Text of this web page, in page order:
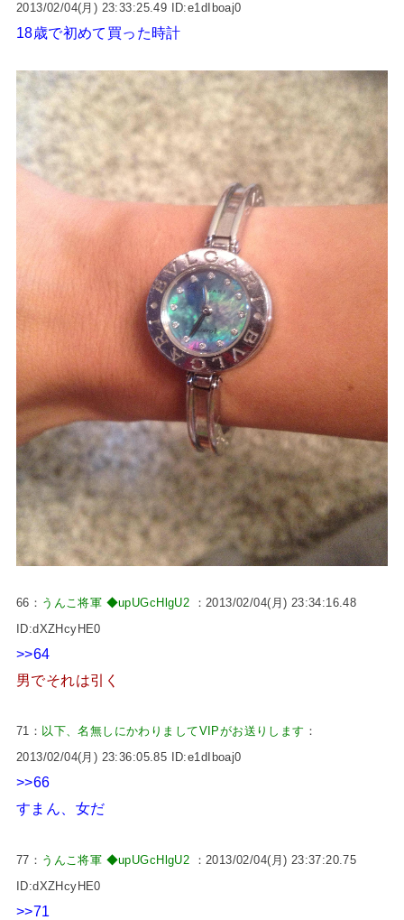
2013/02/04(月) 23:33:25.49 ID:e1dIboaj0
18歳で初めて買った時計
66： うんこ将軍 ◆upUGcHlgU2
：2013/02/04(月) 23:34:16.48
ID:dXZHcyHE0
>>64
男でそれは引く
71： 以下、名無しにかわりましてVIPがお送りします ：
2013/02/04(月) 23:36:05.85 ID:e1dIboaj0
>>66
すまん、女だ
77： うんこ将軍 ◆upUGcHlgU2
：2013/02/04(月) 23:37:20.75
ID:dXZHcyHE0
>>71